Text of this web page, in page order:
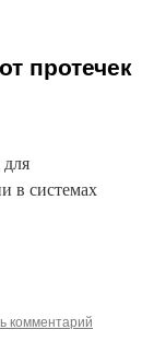
протечек
в системах
комментарий